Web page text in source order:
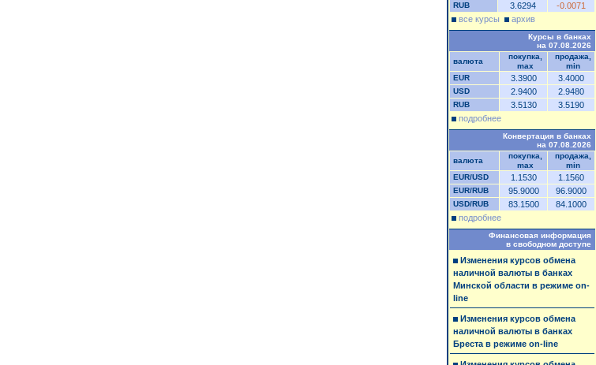
RUB 3.6294
-0.0071
все курсы
архив
Курсы в банках
на 07.08.2026
валюта
покупка,
max
продажа,
min
EUR
3.3900 3.4000
USD 2.9400 2.9480
RUB 3.5130
3.5190
подробнее
Конвертация в банках
на 07.08.2026
валюта
покупка,
max
продажа,
min
EUR/USD
1.1530 1.1560
EUR/RUB 95.9000 96.9000
USD/RUB 83.1500
84.1000
подробнее
Финансовая информация
в свободном доступе
Изменения курсов обмена
наличной валюты в банках
Минской области в режиме on-
line
Изменения курсов обмена
наличной валюты в банках
Бреста в режиме on-line